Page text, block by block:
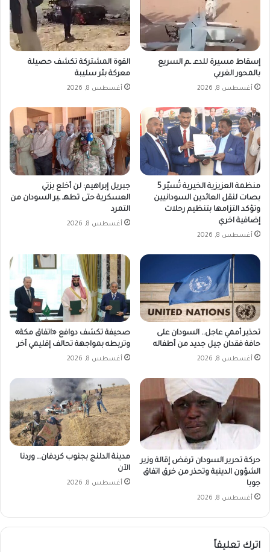
إسقاط مسيرة للدعـ ـم السريع
بالمحور الغربي
أغسطس 8, 2026
القوة المشتركة تكشف حصيلة
معركة بئر سليبة
أغسطس 8, 2026
منظمة العزيزية الخيرية تُسيّر 5
بصات لنقل العائدين السودانيين
وتؤكد التزامها بتنظيم رحلات
إضافية اخري
أغسطس 8, 2026
جبريل إبراهيم: لن أخلع بزتي
العسكرية حتى تطهـ ـير السودان من
التمرد
أغسطس 8, 2026
تحذير أممي عاجل.. السودان على
حافة فقدان جيل جديد من أطفاله
أغسطس 8, 2026
صحيفة تكشف دوافع «اتفاق مكة»
وتربطه بمواجهة تحالف إقليمي آخر
أغسطس 8, 2026
حركة تحرير السودان ترفض إقالة وزير
الشؤون الدينية وتحذر من خرق اتفاق
جوبا
أغسطس 8, 2026
مدينة الدلنج بجنوب كردفان… وردنا
الآن
أغسطس 8, 2026
اترك تعليقاً